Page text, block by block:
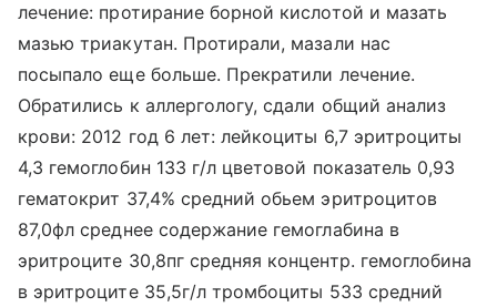
лечение: протирание борной кислотой и мазать
мазью триакутан. Протирали, мазали нас
посыпало еще больше. Прекратили лечение.
Обратились к аллергологу, сдали общий анализ
крови: 2012 год 6 лет: лейкоциты 6,7 эритроциты
4,3 гемоглобин 133 г/л цветовой показатель 0,93
гематокрит 37,4% средний обьем эритроцитов
87,0фл среднее содержание гемоглабина в
эритроците 30,8пг средняя концентр. гемоглобина
в эритроците 35,5г/л тромбоциты 533 средний